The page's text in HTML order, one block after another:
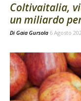
Coltivaitalia,
un miliardo
Di Gaia Gursola 6 Agosto